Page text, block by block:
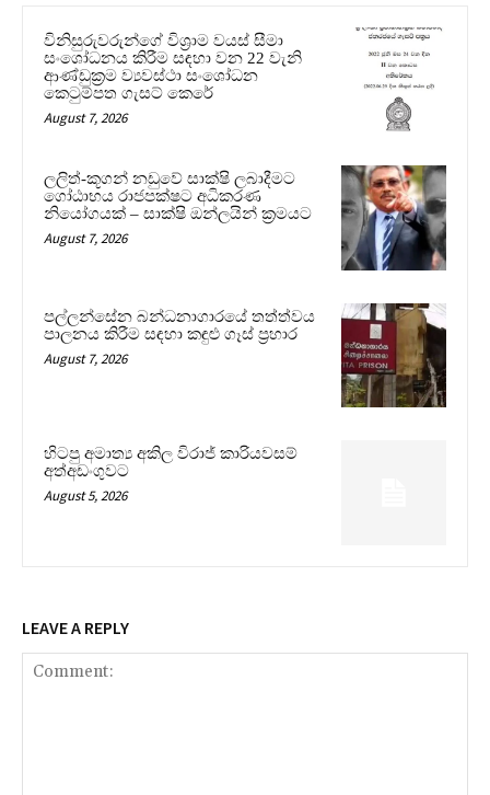
විනිසුරුවරුන්ගේ විශ්‍රාම වයස් සීමා
සංශෝධනය කිරීම සඳහා වන 22 වැනි
ආණ්ඩුක්‍රම ව්‍යවස්ථා සංශෝධන
කෙටුම්පත ගැසට් කෙරේ
August 7, 2026
ලලිත්-කූගන් නඩුවේ සාක්ෂි ලබාදීමට
ගෝඨාභය රාජපක්ෂට අධිකරණ
නියෝගයක් – සාක්ෂි ඔන්ලයින් ක්‍රමයට
August 7, 2026
පල්ලන්සේන බන්ධනාගාරයේ තත්ත්වය
පාලනය කිරීම සඳහා කඳුළු ගෑස් ප්‍රහාර
August 7, 2026
හිටපු අමාත්‍ය අකිල විරාජ් කාරියවසම්
අත්අඩංගුවට
August 5, 2026
LEAVE A REPLY